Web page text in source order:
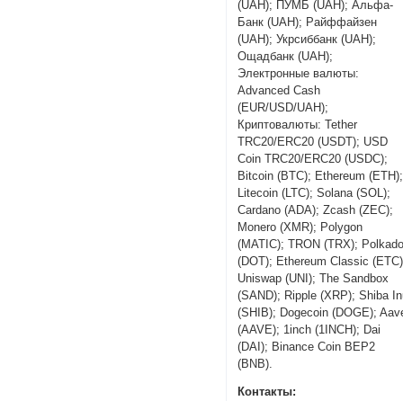
(UAH); ПУМБ (UAH); Альфа-
Банк (UAH); Райффайзен
(UAH); Укрсиббанк (UAH);
Ощадбанк (UAH);
Электронные валюты:
Advanced Cash
(EUR/USD/UAH);
Криптовалюты: Tether
TRC20/ERC20 (USDT); USD
Coin TRC20/ERC20 (USDC);
Bitcoin (BTC); Ethereum (ETH);
Litecoin (LTC); Solana (SOL);
Cardano (ADA); Zcash (ZEC);
Monero (XMR); Polygon
(MATIC); TRON (TRX);
(DOT); Ethereum Classic
Uniswap (UNI); The Sandbox
(SAND); Ripple (XRP); Shiba
(SHIB); Dogecoin (DOGE);
(AAVE); 1inch (1INCH); Dai
(DAI); Binance Coin BEP2
(BNB).
Контакты: